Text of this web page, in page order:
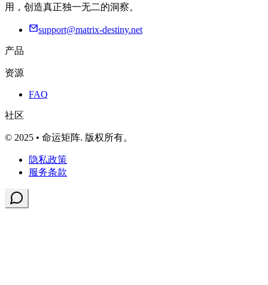
用，创造真正独一无二的洞察。
support@matrix-destiny.net
产品
资源
FAQ
社区
© 2025 • 命运矩阵. 版权所有。
隐私政策
服务条款